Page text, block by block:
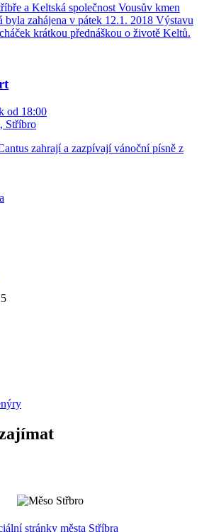
a Keltská společnost Vousův kmen
zahájena v pátek 12.1. 2018 Výstavu
krátkou přednáškou o životě Keltů.
od 18:00
Stříbro
zahrají a zazpívají vánoční písně z
stránky města Stříbra